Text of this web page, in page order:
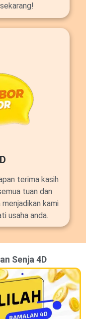
terima kasih
tuan dan
kami
usaha anda.
Senja 4D